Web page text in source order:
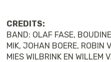
CREDITS:
BAND: OLAF FASE,
MIK, JOHAN BOERE, ROBIN
MIES WILBRINK EN WILLEM